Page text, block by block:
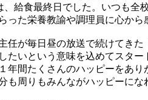
給食最終日でした。いつも全
った栄養教諭や調理員に心から
任が毎日昼の放送で続けてきた
たいという意味を込めてスタ
年間たくさんのハッピーをあり
周りもみんながハッピーにな